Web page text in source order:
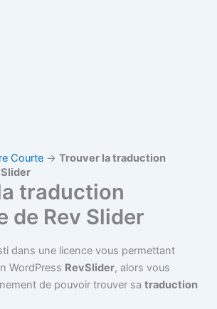
Courte →Trouver la traduction
traduction
de Rev Slider
dans une licence vous permettant
WordPress RevSlider, alors vous
de pouvoir trouver satraduction